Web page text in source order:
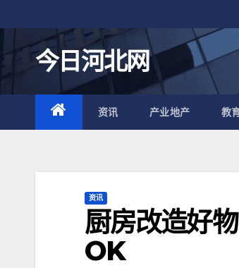
至
内
容
今日河北网
资讯 产业地产 教
资讯
厨房改造好
OK